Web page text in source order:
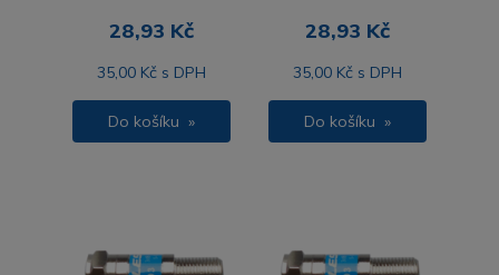
28,93 Kč
35,00 Kč s DPH
Do košíku »
28,93 Kč
35,00 Kč s DPH
Do košíku »